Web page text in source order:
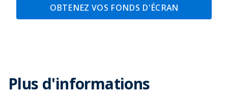
OBTENEZ VOS FONDS D'ÉCRAN
Plus d'informations